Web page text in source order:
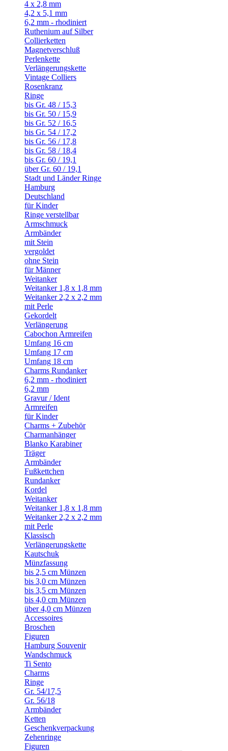
4 x 2,8 mm
4,2 x 5,1 mm
6,2 mm - rhodiniert
Ruthenium auf Silber
Collierketten
Magnetverschluß
Perlenkette
Verlängerungskette
Vintage Colliers
Rosenkranz
Ringe
bis Gr. 48 / 15,3
bis Gr. 50 / 15,9
bis Gr. 52 / 16,5
bis Gr. 54 / 17,2
bis Gr. 56 / 17,8
bis Gr. 58 / 18,4
bis Gr. 60 / 19,1
über Gr. 60 / 19,1
Stadt und Länder Ringe
Hamburg
Deutschland
für Kinder
Ringe verstellbar
Armschmuck
Armbänder
mit Stein
vergoldet
ohne Stein
für Männer
Weitanker
Weitanker 1,8 x 1,8 mm
Weitanker 2,2 x 2,2 mm
mit Perle
Gekordelt
Verlängerung
Cabochon Armreifen
Umfang 16 cm
Umfang 17 cm
Umfang 18 cm
Charms Rundanker
6,2 mm - rhodiniert
6,2 mm
Gravur / Ident
Armreifen
für Kinder
Charms + Zubehör
Charmanhänger
Blanko Karabiner
Träger
Armbänder
Fußkettchen
Rundanker
Kordel
Weitanker
Weitanker 1,8 x 1,8 mm
Weitanker 2,2 x 2,2 mm
mit Perle
Klassisch
Verlängerungskette
Kautschuk
Münzfassung
bis 2,5 cm Münzen
bis 3,0 cm Münzen
bis 3,5 cm Münzen
bis 4,0 cm Münzen
über 4,0 cm Münzen
Accessoires
Broschen
Figuren
Hamburg Souvenir
Wandschmuck
Ti Sento
Charms
Ringe
Gr. 54/17,5
Gr. 56/18
Armbänder
Ketten
Geschenkverpackung
Zehenringe
Figuren